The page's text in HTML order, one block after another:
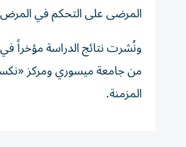
المرضى على التحكم في
ونُشرت نتائج الدراسة مؤخراً
من جامعة ميسوري ومركز
المزمنة.